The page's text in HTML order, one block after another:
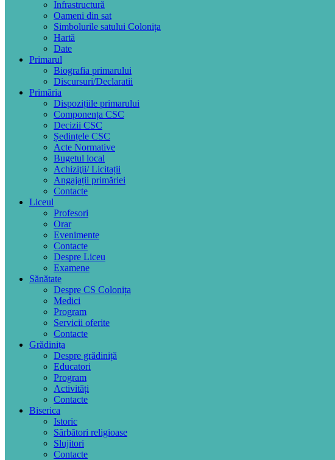
Infrastructură
Oameni din sat
Simbolurile satului Colonița
Hartă
Date
Primarul
Biografia primarului
Discursuri/Declaratii
Primăria
Dispozițiile primarului
Componența CSC
Decizii CSC
Ședințele CSC
Acte Normative
Bugetul local
Achiziţii/ Licitații
Angajații primăriei
Contacte
Liceul
Profesori
Orar
Evenimente
Contacte
Despre Liceu
Examene
Sănătate
Despre CS Colonița
Medici
Program
Servicii oferite
Contacte
Grădinița
Despre grădiniță
Educatori
Program
Activități
Contacte
Biserica
Istoric
Sărbători religioase
Slujitori
Contacte